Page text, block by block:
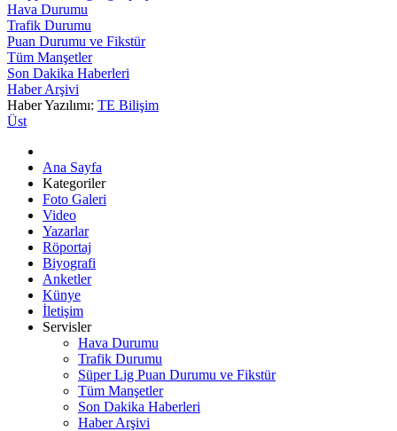
Hava Durumu
Trafik Durumu
Puan Durumu ve Fikstür
Tüm Manşetler
Son Dakika Haberleri
Haber Arşivi
Haber Yazılımı: TE Bilişim
Üst
Ana Sayfa
Kategoriler
Foto Galeri
Video
Yazarlar
Röportaj
Biyografi
Anketler
Künye
İletişim
Servisler
Hava Durumu
Trafik Durumu
Süper Lig Puan Durumu ve Fikstür
Tüm Manşetler
Son Dakika Haberleri
Haber Arşivi